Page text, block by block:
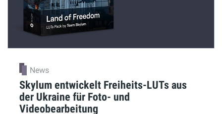
News
Skylum entwickelt Freiheits-LUTs aus
der Ukraine für Foto- und
Videobearbeitung